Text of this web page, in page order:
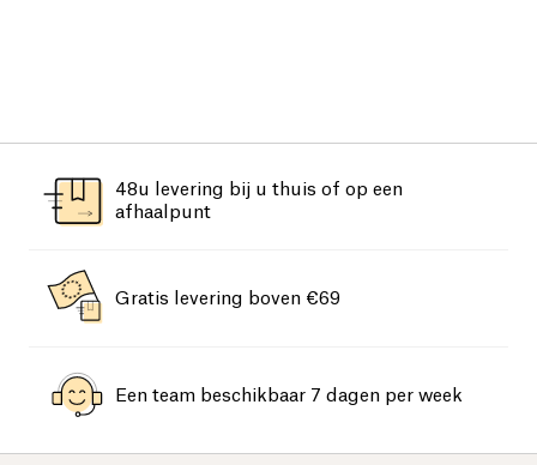
48u levering bij u thuis of op een
afhaalpunt
Gratis levering boven €69
Een team beschikbaar 7 dagen per week